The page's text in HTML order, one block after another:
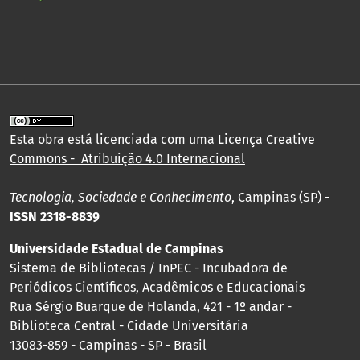
Esta obra está licenciada com uma Licença Creative
Commons - Atribuição 4.0 Internacional
Tecnologia, Sociedade e Conhecimento, Campinas (SP) -
ISSN 2318-8839
Universidade Estadual de Campinas
Sistema de Bibliotecas / InPEC - Incubadora de
Periódicos Científicos, Acadêmicos e Educacionais
Rua Sérgio Buarque de Holanda, 421 - 1º andar -
Biblioteca Central - Cidade Universitária
13083-859 - Campinas - SP - Brasil